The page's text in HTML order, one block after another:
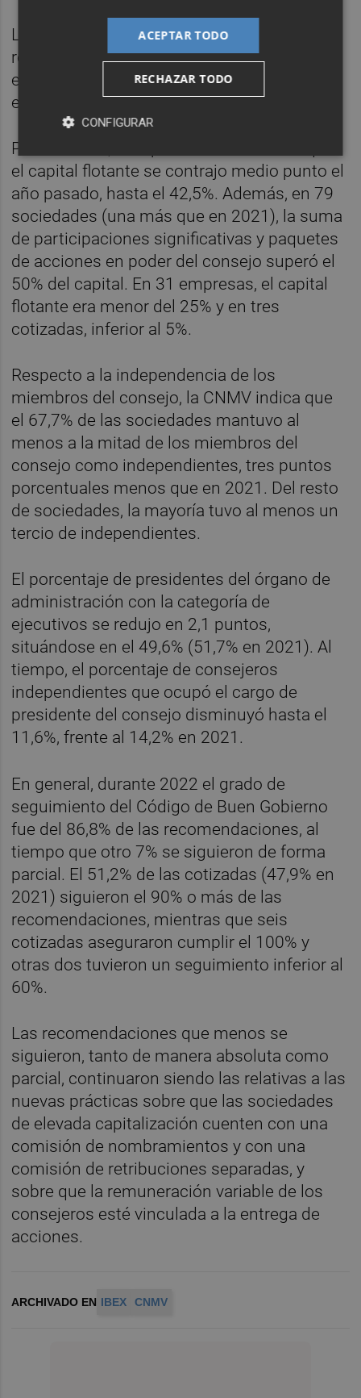
La CNMV ha puesto en valor que, con sus
recomendaciones, el porcentaje de mujeres
en los consejos ha pasado del 5,9% del total
en 2004 a más del 30% en 2022.
Por otro lado, el supervisor ha indicado que
el capital flotante se contrajo medio punto el
año pasado, hasta el 42,5%. Además, en 79
sociedades (una más que en 2021), la suma
de participaciones significativas y paquetes
de acciones en poder del consejo superó el
50% del capital. En 31 empresas, el capital
flotante era menor del 25% y en tres
cotizadas, inferior al 5%.
Respecto a la independencia de los
miembros del consejo, la CNMV indica que
el 67,7% de las sociedades mantuvo al
menos a la mitad de los miembros del
consejo como independientes, tres puntos
porcentuales menos que en 2021. Del resto
de sociedades, la mayoría tuvo al menos un
tercio de independientes.
El porcentaje de presidentes del órgano de
administración con la categoría de
ejecutivos se redujo en 2,1 puntos,
situándose en el 49,6% (51,7% en 2021). Al
tiempo, el porcentaje de consejeros
independientes que ocupó el cargo de
presidente del consejo disminuyó hasta el
11,6%, frente al 14,2% en 2021.
En general, durante 2022 el grado de
seguimiento del Código de Buen Gobierno
fue del 86,8% de las recomendaciones, al
tiempo que otro 7% se siguieron de forma
parcial. El 51,2% de las cotizadas (47,9% en
2021) siguieron el 90% o más de las
recomendaciones, mientras que seis
cotizadas aseguraron cumplir el 100% y
otras dos tuvieron un seguimiento inferior al
60%.
Las recomendaciones que menos se
siguieron, tanto de manera absoluta como
parcial, continuaron siendo las relativas a las
nuevas prácticas sobre que las sociedades
de elevada capitalización cuenten con una
comisión de nombramientos y con una
comisión de retribuciones separadas, y
sobre que la remuneración variable de los
consejeros esté vinculada a la entrega de
acciones.
ARCHIVADO EN IBEX CNMV
ACEPTAR TODO
RECHAZAR TODO
CONFIGURAR